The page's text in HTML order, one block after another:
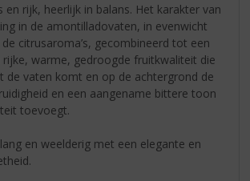
en rijk, heerlijk in balans. Het karakter van
in de amontilladovaten, in evenwicht
citrusaroma’s, gecombineerd tot een
warme, gedroogde fruitkwaliteit die
de vaten komt en op de achtergrond de
en een aangename bittere toon
toevoegt.
en weelderig met een elegante en